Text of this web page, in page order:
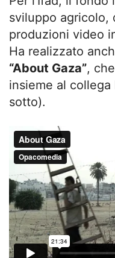
sviluppo agricolo,
produzioni video
Ha realizzato
“About Gaza”,
insieme al
sotto).